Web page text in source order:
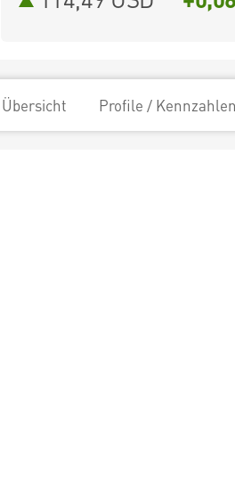
Übersicht Profile / Kennzahlen